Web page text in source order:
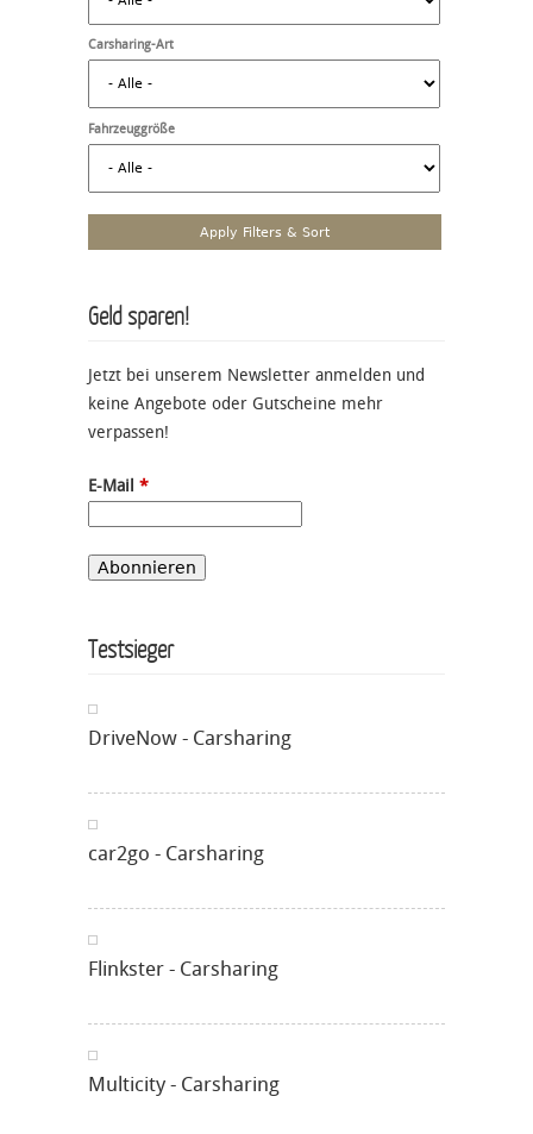
Carsharing-Art
Fahrzeuggröße
Geld sparen!
Jetzt bei unserem Newsletter anmelden und
keine Angebote oder Gutscheine mehr
verpassen!
E-Mail *
Testsieger
DriveNow - Carsharing
car2go - Carsharing
Flinkster - Carsharing
Multicity - Carsharing